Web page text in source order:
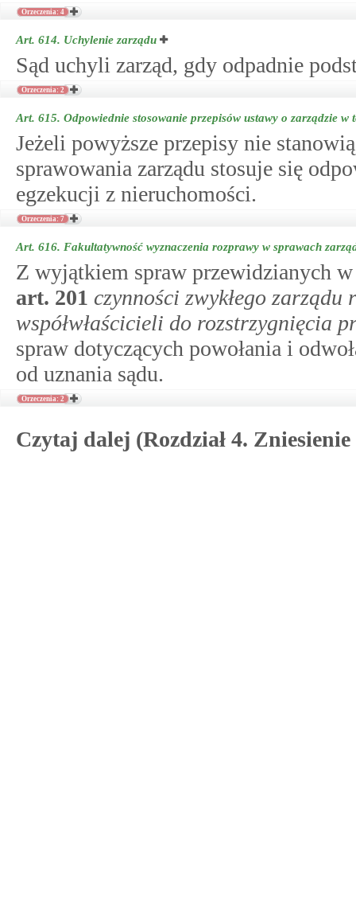
Orzeczenia: 4
Art. 614. Uchylenie zarządu
Sąd uchyli zarząd, gdy odpadnie
Orzeczenia: 2
Art. 615. Odpowiednie stosowanie przepisów ustawy o zarządzie
Jeżeli powyższe przepisy nie
sprawowania zarządu stosuje się
egzekucji z nieruchomości.
Orzeczenia: 7
Art. 616. Fakultatywność wyznaczenia rozprawy w sprawach
Z wyjątkiem spraw przewidzianych
art. 201 czynności zwykłego zarządu
współwłaścicieli do rozstrzygnięcia
spraw dotyczących powołania i
od uznania sądu.
Orzeczenia: 2
Czytaj dalej (Rozdział 4. Zniesienie